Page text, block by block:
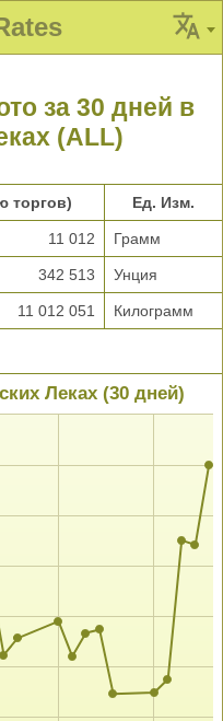
за 30 дней в
(ALL)
торгов) Ед. Изм.
11 012 Грамм
342 513 Унция
11 012 051 Килограмм
Леках (30 дней)